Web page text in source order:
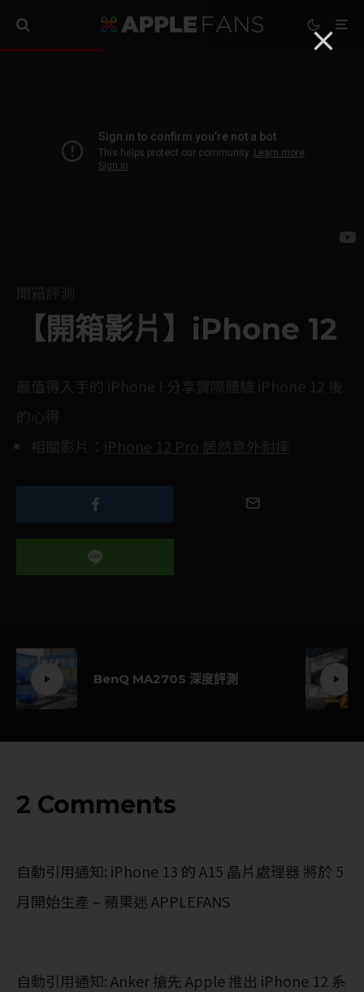
【開箱影片】iPhone 12
BenQ MA270S 深度評測
2 Comments
自動引用通知: iPhone 13 的 A15 晶片處理器 將於 5
月開始生產 – 蘋果迷 APPLEFANS
自動引用通知:Anker 搶先 Apple 推出 iPhone 12 系